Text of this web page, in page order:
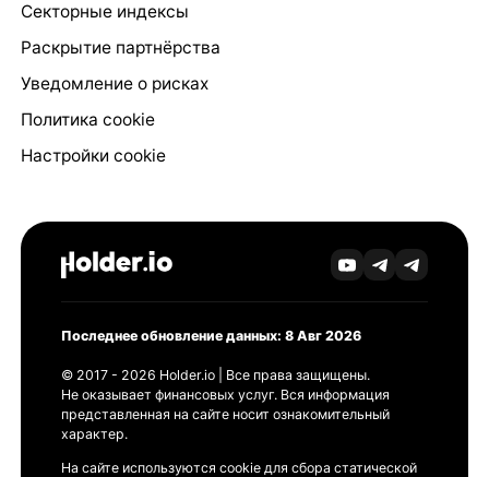
Секторные индексы
Раскрытие партнёрства
Уведомление о рисках
Политика cookie
Настройки cookie
Последнее обновление данных: 8 Авг 2026
© 2017 - 2026 Holder.io | Все права защищены.
Не оказывает финансовых услуг. Вся информация
представленная на сайте носит ознакомительный
характер.
На сайте используются cookie для сбора статической